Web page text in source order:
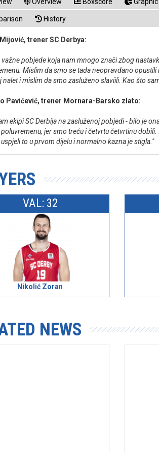
History
trener SC Derbya:
važne pobjede koja nam mnogo znači zbog
Mislim da smo se tada neopravdano
nalet i mislim da smo zasluženo slaviili. Kao što
Pavićević, trener Mornara-Barsko zlato:
ekipi SC Derbija na zasluženoj pobjedi - bilo je
jer smo treću i četvrtu četvrtinu
to u prvom dijelu i normalno kazna je stigla."
VAL: 32
Nikolić Zoran
NEWS